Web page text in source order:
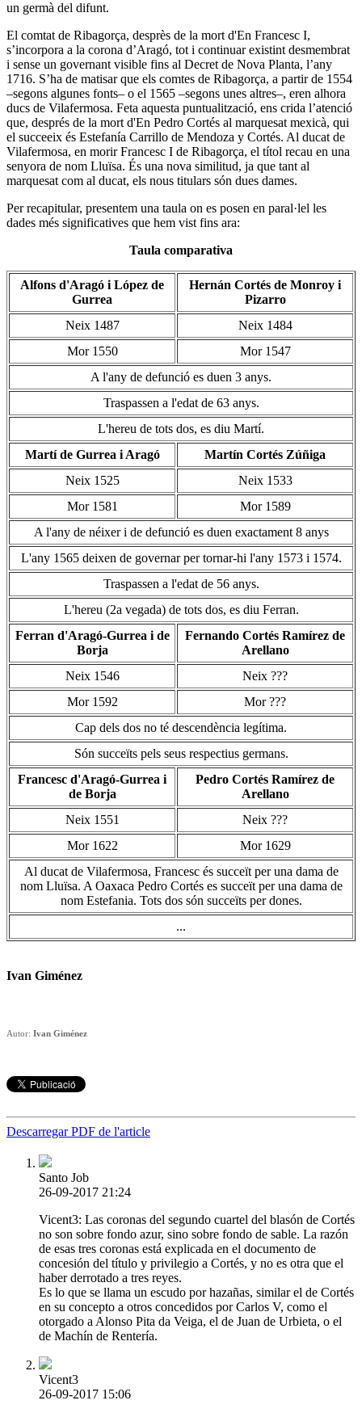
un germà del difunt.
El comtat de Ribagorça, desprès de la mort d'En Francesc I,
s’incorpora a la corona d’Aragó, tot i continuar existint desmembrat
i sense un governant visible fins al Decret de Nova Planta, l’any
1716. S’ha de matisar que els comtes de Ribagorça, a partir de 1554
–segons algunes fonts– o el 1565 –segons unes altres–, eren alhora
ducs de Vilafermosa. Feta aquesta puntualització, ens crida l’atenció
que, després de la mort d'En Pedro Cortés al marquesat mexicà, qui
el succeeix és Estefanía Carrillo de Mendoza y Cortés. Al ducat de
Vilafermosa, en morir Francesc I de Ribagorça, el títol recau en una
senyora de nom Lluïsa. És una nova similitud, ja que tant al
marquesat com al ducat, els nous titulars són dues dames.
Per recapitular, presentem una taula on es posen en paral·lel les
dades més significatives que hem vist fins ara:
Taula comparativa
Alfons d'Aragó i López de
Gurrea
Hernán Cortés de Monroy i
Pizarro
Neix 1487
Neix 1484
Mor 1550
Mor 1547
A l'any de defunció es duen 3 anys.
Traspassen a l'edat de 63 anys.
L'hereu de tots dos, es diu Martí.
Martí de Gurrea i Aragó
Martín Cortés Zúñiga
Neix 1525
Neix 1533
Mor 1581
Mor 1589
A l'any de néixer i de defunció es duen exactament 8 anys
L'any 1565 deixen de governar per tornar-hi l'any 1573 i 1574.
Traspassen a l'edat de 56 anys.
L'hereu (2a vegada) de tots dos, es diu Ferran.
Ferran d'Aragó-Gurrea i de
Borja
Fernando Cortés Ramírez de
Arellano
Neix 1546
Neix ???
Mor 1592
Mor ???
Cap dels dos no té descendència legítima.
Són succeïts pels seus respectius germans.
Francesc d'Aragó-Gurrea i
de Borja
Pedro Cortés Ramírez de
Arellano
Neix 1551
Neix ???
Mor 1622
Mor 1629
Al ducat de Vilafermosa, Francesc és succeït per una dama de
nom Lluïsa. A Oaxaca Pedro Cortés es succeït per una dama de
nom Estefania. Tots dos són succeïts per dones.
...
Ivan Giménez
Autor: Ivan Giménez
Descarregar PDF de l'article
Santo Job
26-09-2017 21:24
Vicent3: Las coronas del segundo cuartel del blasón de Cortés
no son sobre fondo azur, sino sobre fondo de sable. La razón
de esas tres coronas está explicada en el documento de
concesión del título y privilegio a Cortés, y no es otra que el
haber derrotado a tres reyes.
Es lo que se llama un escudo por hazañas, similar el de Cortés
en su concepto a otros concedidos por Carlos V, como el
otorgado a Alonso Pita da Veiga, el de Juan de Urbieta, o el
de Machín de Rentería.
Vicent3
26-09-2017 15:06